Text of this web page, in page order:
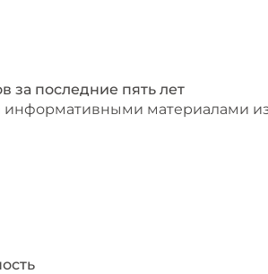
за последние пять лет
материалами